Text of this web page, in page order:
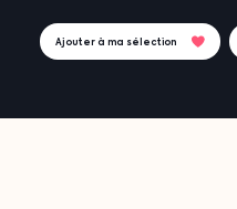
Ajouter à ma sélection